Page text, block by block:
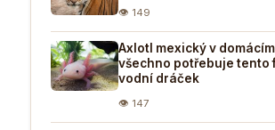
👁 149
Axlotl mexický v
všechno potřebuje tento
vodní dráček
👁 147